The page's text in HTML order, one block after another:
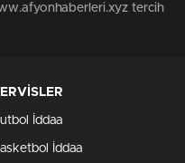
tercih
İddaa
İddaa